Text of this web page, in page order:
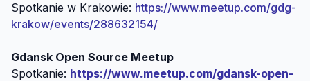
Spotkanie w Krakowie: https://www.meetup.com/gdg-
krakow/events/288632154/
Gdansk Open Source Meetup
Spotkanie: https://www.meetup.com/gdansk-open-